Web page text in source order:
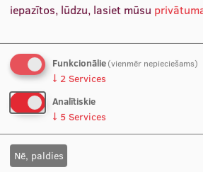
Koledžas tīmekļa vietne
iepazītos, lūdzu, lasiet mūsu
Funkcionālie(vienmēr nepieciešams)
↓ 2 Services
Analītiskie
↓ 5 Services
Nē, paldies